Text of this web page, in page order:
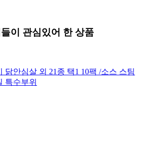
이 관심있어 한 상품
닭안심살 외 21종 택1 10팩 /소스 스팀
특수부위